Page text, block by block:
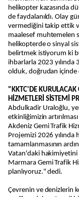
helikopter kazasında
de faydalanıldı. Olay
vermediğini takip ettik
maalesef muhtemelen
helikopterde o sinyal
belirtmek istiyorum ki
ihbarlarla 2023 yılında
olduk, doğrudan içinde
"KKTC'DE
HİZMETLERİ SİSTEMİ
Abdulkadir Uraloğlu,
etkinliğimizin
Akdeniz Gemi Trafik
Projemizi 2026 yılında
tamamlanmasının
Vatan'daki hakimiyetini
Marmara Gemi Trafik
planlıyoruz." dedi.
Çevrenin ve denizlerin